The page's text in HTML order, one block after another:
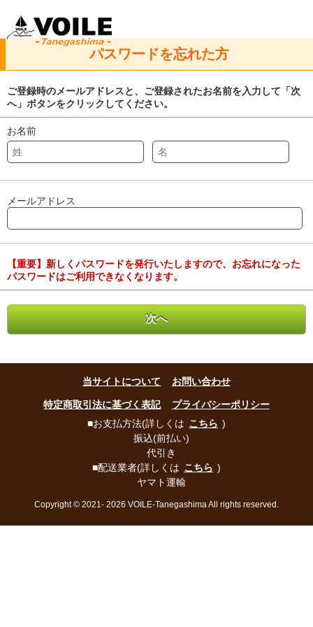
パスワードを忘れた方
ご登録時のメールアドレスと、ご登録されたお名前を入力して「次
へ」ボタンをクリックしてください。
お名前
メールアドレス
【重要】新しくパスワードを発行いたしますので、お忘れになった
パスワードはご利用できなくなります。
当サイトについて お問い合わせ
特定商取引法に基づく表記
プライバシーポリシー
■お支払方法(詳しくは こちら )
振込(前払い)
代引き
■配送業者(詳しくは こちら )
ヤマト運輸
Copyright © 2021- 2026 VOILE-Tanegashima All rights reserved.